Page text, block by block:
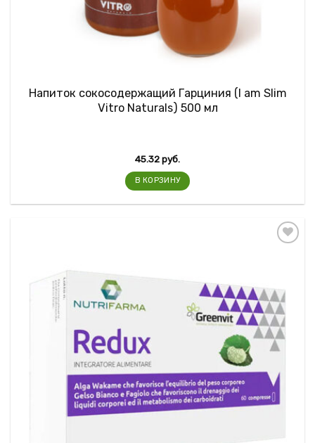
Напиток сокосодержащий Гарциния (I am Slim
Vitro Naturals) 500 мл
45.32руб.
В КОРЗИНУ